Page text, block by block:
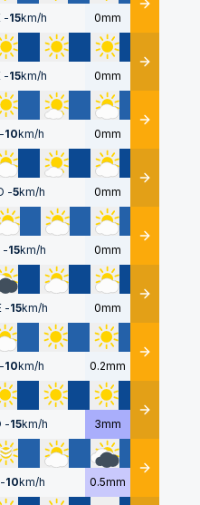
-15km/h 0mm Détails
-15km/h 0mm Détails
-10km/h 0mm Détails
-5km/h 0mm Détails
-15km/h 0mm Détails
-15km/h 0mm Détails
-10km/h 0.2mm Détails
-15km/h 3mm Détails
-10km/h 0.5mm Détails